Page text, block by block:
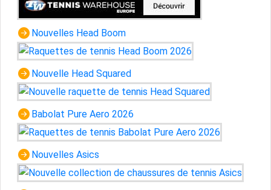
Nouvelles Head Boom
Nouvelle Head Squared
Babolat Pure Aero 2026
Nouvelles Asics